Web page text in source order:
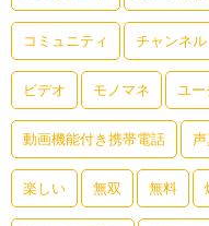
コミュニティ チャンネル
ビデオ モノマネ ユ
動画機能付き携帯電話
楽しい 無双 無料